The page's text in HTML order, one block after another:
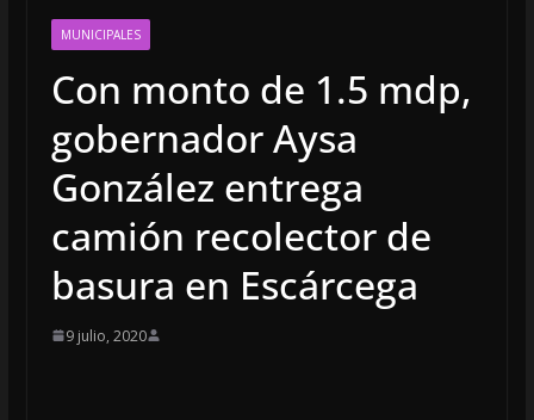
MUNICIPALES
Con monto de 1.5 mdp,
gobernador Aysa
González entrega
camión recolector de
basura en Escárcega
9 julio, 2020